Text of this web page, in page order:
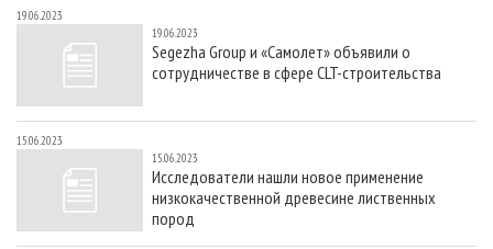
19.06.2023
19.06.2023
Segezha Group и «Самолет» объявили о
сотрудничестве в сфере CLT-строительства
15.06.2023
15.06.2023
Исследователи нашли новое применение
низкокачественной древесине лиственных
пород